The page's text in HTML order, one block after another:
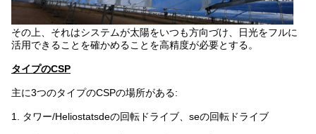
その上、それはシステムが太陽をいつも方向づけ、日光をフルに
活用できることを確かめることを高精度が必要とする。
タイプのCSP
主に3つのタイプのCSPの場所がある:
1. タワー/Heliostatsdeの回転ドライブ、seの回転ドライブ